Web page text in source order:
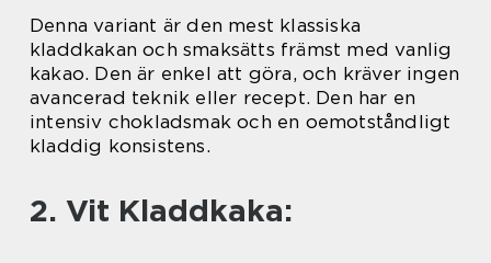
Denna variant är den mest klassiska
kladdkakan och smaksätts främst med vanlig
kakao. Den är enkel att göra, och kräver ingen
avancerad teknik eller recept. Den har en
intensiv chokladsmak och en oemotståndligt
kladdig konsistens.
2. Vit Kladdkaka: